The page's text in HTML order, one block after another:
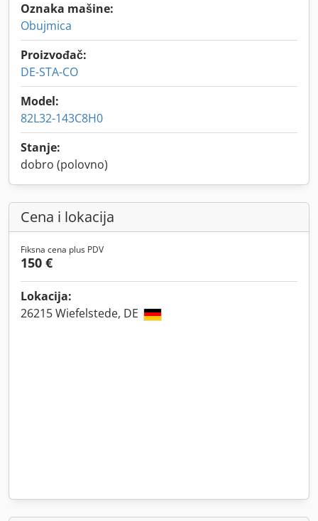
Oznaka mašine:
Obujmica
Proizvođač:
DE-STA-CO
Model:
82L32-143C8H0
Stanje:
dobro (polovno)
Cena i lokacija
Fiksna cena plus PDV
150 €
Lokacija:
26215 Wiefelstede, DE